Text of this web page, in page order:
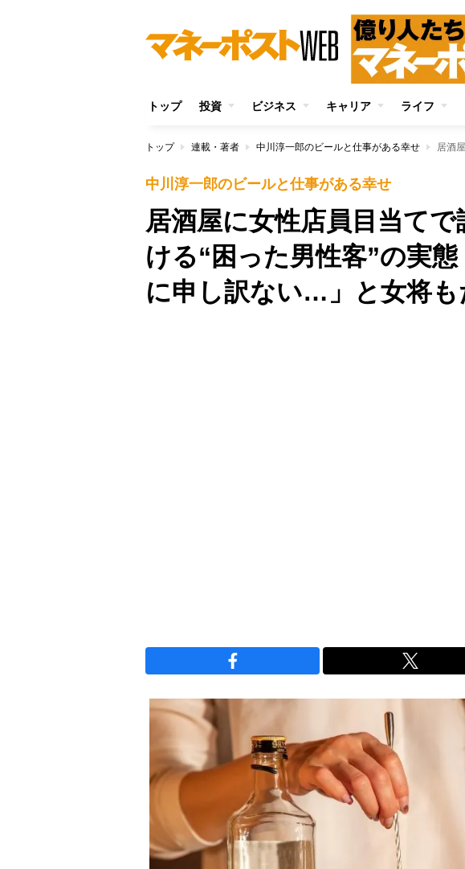
トップ 投資 ビジネス キャリア ライフ
トップ 連載・著者 中川淳一郎のビールと仕事がある幸せ
中川淳一郎のビールと仕事がある幸せ
居酒屋に女性店員目当て
ける“困った男性客”の実
に申し訳ない…」と女将も